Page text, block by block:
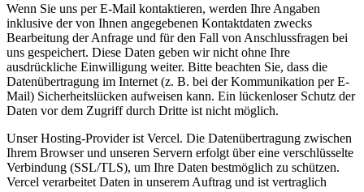
Wenn Sie uns per E-Mail kontaktieren, werden Ihre Angaben
inklusive der von Ihnen angegebenen Kontaktdaten zwecks
Bearbeitung der Anfrage und für den Fall von Anschlussfragen bei
uns gespeichert. Diese Daten geben wir nicht ohne Ihre
ausdrückliche Einwilligung weiter. Bitte beachten Sie, dass die
Datenübertragung im Internet (z. B. bei der Kommunikation per E-
Mail) Sicherheitslücken aufweisen kann. Ein lückenloser Schutz der
Daten vor dem Zugriff durch Dritte ist nicht möglich.
Unser Hosting-Provider ist Vercel. Die Datenübertragung zwischen
Ihrem Browser und unseren Servern erfolgt über eine verschlüsselte
Verbindung (SSL/TLS), um Ihre Daten bestmöglich zu schützen.
Vercel verarbeitet Daten in unserem Auftrag und ist vertraglich